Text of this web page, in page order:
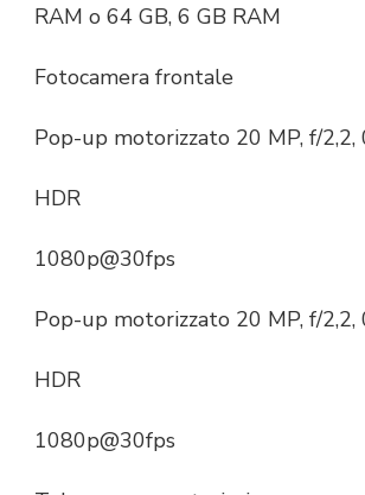
RAM o 64 GB, 6 GB RAM
Fotocamera frontale
Pop-up motorizzato 20 MP, f/2,2,
HDR
1080p@30fps
Pop-up motorizzato 20 MP, f/2,2,
HDR
1080p@30fps